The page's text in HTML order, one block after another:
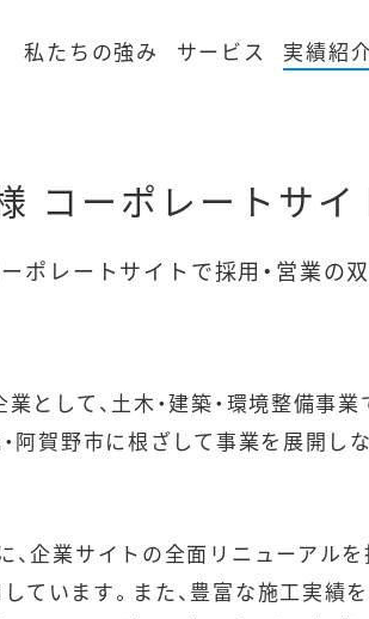
私たちの強み サービス 実績紹介
コーポレートサイ
ポレートサイトで採用・営業の
業として、土木・建築・環境整備
阿賀野市に根ざして事業を展開し
、企業サイトの全面リニューアル
ています。また、豊富な施工実績